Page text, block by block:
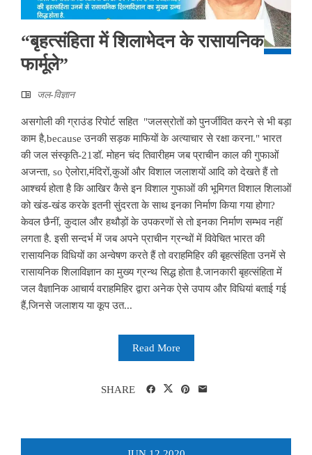
“बृहत्संहिता में शिलाभेदन के रासायनिक
फार्मूले”
जल-विज्ञान
असगोली की ग्राउंड रिपोर्ट सहित "जलस्रोतों को पुनर्जीवित करने से भी बड़ा
काम है,because उनकी सड़क माफियों के अत्याचार से रक्षा करना." भारत
की जल संस्कृति-21डॉ. मोहन चंद तिवारीहम जब प्राचीन काल की गुफाओं
अजन्ता, so ऐलोरा,मंदिरों,कुओं और विशाल जलाशयों आदि को देखते हैं तो
आश्चर्य होता है कि आखिर कैसे इन विशाल गुफाओं की भूमिगत विशाल शिलाओं
को खंड-खंड करके इतनी सुंदरता के साथ इनका निर्माण किया गया होगा?
केवल छैनीं, कुदाल और हथौड़ों के उपकरणों से तो इनका निर्माण सम्भव नहीं
लगता है. इसी सन्दर्भ में जब अपने प्राचीन ग्रन्थों में विवेचित भारत की
रासायनिक विधियों का अन्वेषण करते हैं तो वराहमिहिर की बृहत्संहिता उनमें से
रासायनिक शिलाविज्ञान का मुख्य ग्रन्थ सिद्ध होता है.जानकारी बृहत्संहिता में
जल वैज्ञानिक आचार्य वराहमिहिर द्वारा अनेक ऐसे उपाय और विधियां बताई गई
हैं,जिनसे जलाशय या कूप उत...
Read More
SHARE